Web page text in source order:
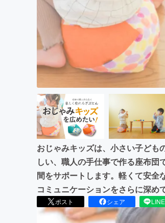
おじゃみキッズは、小さい子ども
しい、職人の手仕事で作る座布
間をサポートします。軽くて安全
コミュニケーションをさらに深め
ポスト シェア